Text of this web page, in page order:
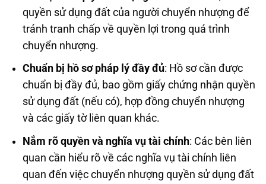
quyền sử dụng đất của người chuyển nhượng để
tránh tranh chấp về quyền lợi trong quá trình
chuyển nhượng.
Chuẩn bị hồ sơ pháp lý đầy đủ: Hồ sơ cần được
chuẩn bị đầy đủ, bao gồm giấy chứng nhận quyền
sử dụng đất (nếu có), hợp đồng chuyển nhượng
và các giấy tờ liên quan khác.
Nắm rõ quyền và nghĩa vụ tài chính: Các bên liên
quan cần hiểu rõ về các nghĩa vụ tài chính liên
quan đến việc chuyển nhượng quyền sử dụng đất